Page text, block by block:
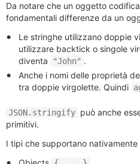
Da notare che un oggetto
fondamentali differenze da un
Le stringhe utilizzano doppie
utilizzare backtick o singole
diventa "John" .
Anche i nomi delle proprietà
tra doppie virgolette. Quindi
JSON.stringify può anche
primitivi.
I tipi che supportano nativamente